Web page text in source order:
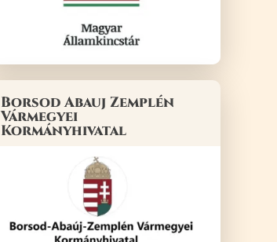
Borsod Abauj Zemplén
Vármegyei
Kormányhivatal